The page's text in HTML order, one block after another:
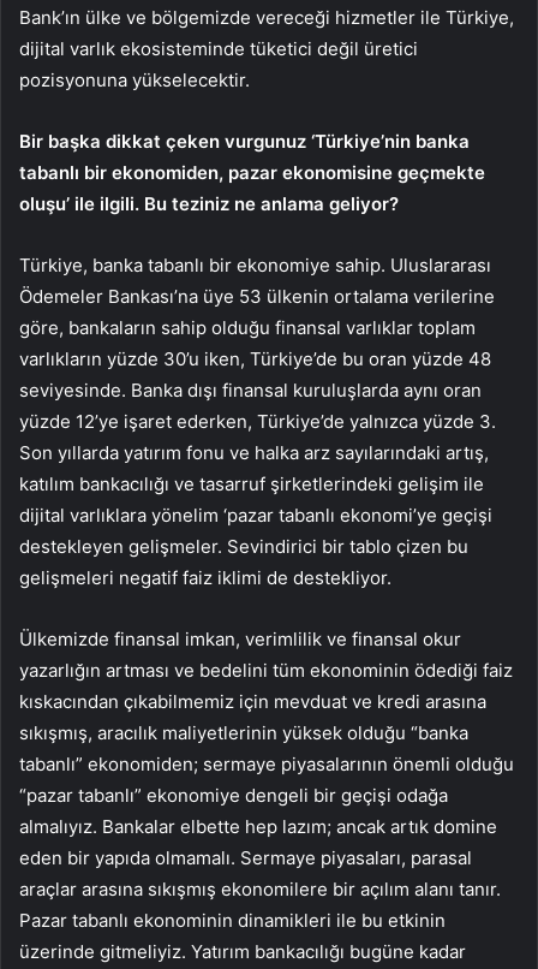
Bank’ın ülke ve bölgemizde vereceği hizmetler ile Türkiye,
dijital varlık ekosisteminde tüketici değil üretici
pozisyonuna yükselecektir.
Bir başka dikkat çeken vurgunuz ‘Türkiye’nin banka
tabanlı bir ekonomiden, pazar ekonomisine geçmekte
oluşu’ ile ilgili. Bu teziniz ne anlama geliyor?
Türkiye, banka tabanlı bir ekonomiye sahip. Uluslararası
Ödemeler Bankası’na üye 53 ülkenin ortalama verilerine
göre, bankaların sahip olduğu finansal varlıklar toplam
varlıkların yüzde 30’u iken, Türkiye’de bu oran yüzde 48
seviyesinde. Banka dışı finansal kuruluşlarda aynı oran
yüzde 12’ye işaret ederken, Türkiye’de yalnızca yüzde 3.
Son yıllarda yatırım fonu ve halka arz sayılarındaki artış,
katılım bankacılığı ve tasarruf şirketlerindeki gelişim ile
dijital varlıklara yönelim ‘pazar tabanlı ekonomi’ye geçişi
destekleyen gelişmeler. Sevindirici bir tablo çizen bu
gelişmeleri negatif faiz iklimi de destekliyor.
Ülkemizde finansal imkan, verimlilik ve finansal okur
yazarlığın artması ve bedelini tüm ekonominin ödediği faiz
kıskacından çıkabilmemiz için mevduat ve kredi arasına
sıkışmış, aracılık maliyetlerinin yüksek olduğu “banka
tabanlı” ekonomiden; sermaye piyasalarının önemli olduğu
“pazar tabanlı” ekonomiye dengeli bir geçişi odağa
almalıyız. Bankalar elbette hep lazım; ancak artık domine
eden bir yapıda olmamalı. Sermaye piyasaları, parasal
araçlar arasına sıkışmış ekonomilere bir açılım alanı tanır.
Pazar tabanlı ekonominin dinamikleri ile bu etkinin
üzerinde gitmeliyiz. Yatırım bankacılığı bugüne kadar